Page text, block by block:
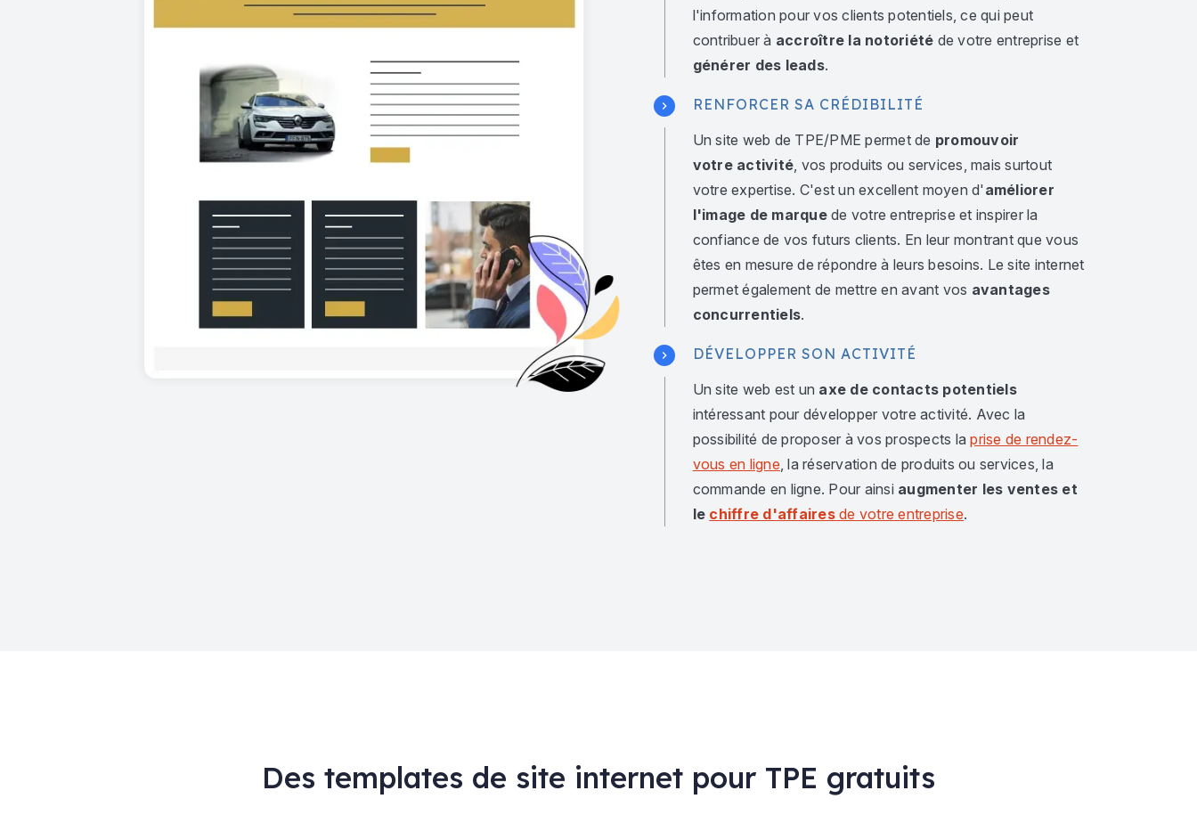
l'information pour vos clients potentiels, ce qui peut
contribuer à accroître la notoriété de votre entreprise et
générer des leads.
RENFORCER SA CRÉDIBILITÉ
Un site web de TPE/PME permet de promouvoir
votre activité, vos produits ou services, mais surtout
votre expertise. C'est un excellent moyen d'améliorer
l'image de marquede votre entreprise et inspirer la
confiance de vos futurs clients. En leur montrant que vous
êtes en mesure de répondre à leurs besoins. Le site internet
permet également de mettre en avant vos avantages
concurrentiels.
DÉVELOPPER SON ACTIVITÉ
Un site web est un axe de contacts potentiels
intéressant pour développer votre activité. Avec la
possibilité de proposer à vos prospects laprise de rendez-
vous en ligne, la réservation de produits ou services, la
commande en ligne. Pour ainsi augmenter les ventes et
le chiffre d'affairesde votre entreprise.
Des templates de site internet pour TPE gratuits